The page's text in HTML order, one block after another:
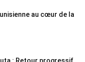
au cœur de la